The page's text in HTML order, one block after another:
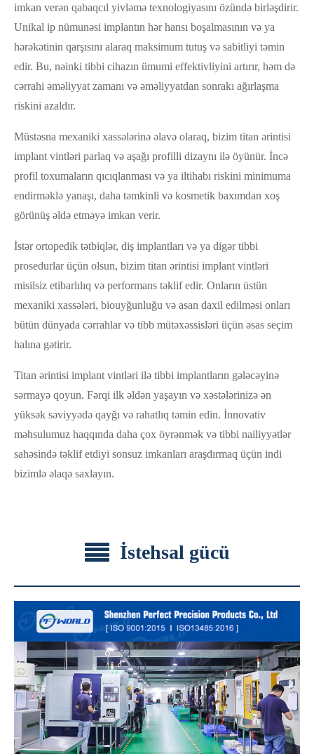
imkan verən qabaqcıl yivləmə texnologiyasını özündə birləşdirir.
Unikal ip nümunəsi implantın hər hansı boşalmasının və ya
hərəkətinin qarşısını alaraq maksimum tutuş və sabitliyi təmin
edir. Bu, nəinki tibbi cihazın ümumi effektivliyini artırır, həm də
cərrahi əməliyyat zamanı və əməliyyatdan sonrakı ağırlaşma
riskini azaldır.
Müstəsna mexaniki xassələrinə əlavə olaraq, bizim titan ərintisi
implant vintləri parlaq və aşağı profilli dizaynı ilə öyünür. İncə
profil toxumaların qıcıqlanması və ya iltihabı riskini minimuma
endirməklə yanaşı, daha təmkinli və kosmetik baxımdan xoş
görünüş əldə etməyə imkan verir.
İstər ortopedik tətbiqlər, diş implantları və ya digər tibbi
prosedurlar üçün olsun, bizim titan ərintisi implant vintləri
misilsiz etibarlılıq və performans təklif edir. Onların üstün
mexaniki xassələri, biouyğunluğu və asan daxil edilməsi onları
bütün dünyada cərrahlar və tibb mütəxəssisləri üçün əsas seçim
halına gətirir.
Titan ərintisi implant vintləri ilə tibbi implantların gələcəyinə
sərmayə qoyun. Fərqi ilk əldən yaşayın və xəstələrinizə ən
yüksək səviyyədə qayğı və rahatlıq təmin edin. İnnovativ
məhsulumuz haqqında daha çox öyrənmək və tibbi nailiyyətlər
sahəsində təklif etdiyi sonsuz imkanları araşdırmaq üçün indi
bizimlə əlaqə saxlayın.
İstehsal gücü